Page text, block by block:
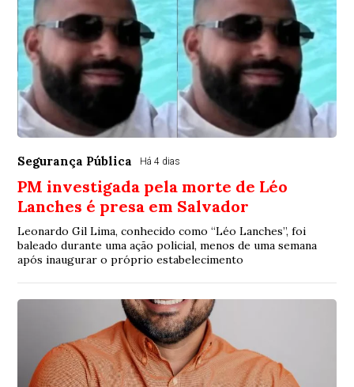
Segurança Pública Há 4 dias
PM investigada pela morte de Léo
Lanches é presa em Salvador
Leonardo Gil Lima, conhecido como “Léo Lanches”, foi
baleado durante uma ação policial, menos de uma semana
após inaugurar o próprio estabelecimento